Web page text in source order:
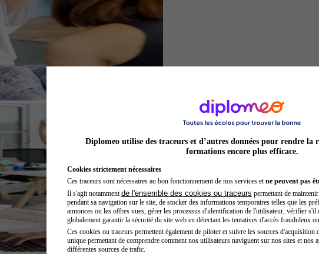
Préparateur physique
Diplomeo utilise des traceurs et d’autres données pour rendre la
formations encore plus efficace.
Cookies strictement nécessaires
Ces traceurs sont nécessaires au bon fonctionnement de nos services et ne peuvent pas
Il s'agit notamment de l'ensemble des cookies ou traceurs permettant de
pendant sa navigation sur le site, de stocker des informations temporaires telles que les
annonces ou les offres vues, gérer les processus d'identification de l'utilisateur, vérifier s'il
globalement garantir la sécurité du site web en détectant les tentatives d'accès frauduleux
Ces cookies ou traceurs permettent également de piloter et suivre les sources
unique permettant de comprendre comment nos utilisateurs naviguent sur nos sites et nos
différentes sources de trafic.